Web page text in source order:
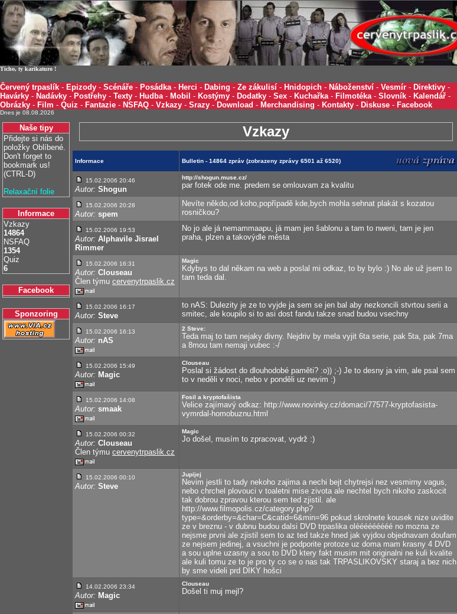
Ticho, ty karikaturo !
Červený trpaslík - Epizody - Scénáře - Posádka- Herci - Dabing - Ze zákulisí - Hnidopich - Náboženství - Vesmír - Direktivy -
Havárky - Nadávky - Postřehy - Texty - Hudba- Mobil - Kostýmy - Dodatky - Sex - Kuchařka- Filmotéka- Slovník - Kalendář -
Obrázky - Film - Quiz - Fantazie - NSFAQ - Vzkazy - Srazy - Download - Merchandising - Kontakty - Diskuse - Facebook
Dnes je 08.08.2026
Naše tipy
Přidejte si nás do
položky Oblíbené.
Don't forget to
bookmark us!
(CTRL-D)
Relaxační folie
Informace
Vzkazy
14864
NSFAQ
1354
Quiz
6
Facebook
Sponzoring
Vzkazy
Informace Bulletin - 14864 zpráv (zobrazeny zprávy 6501 až 6520)
15.02.2006 20:46
Autor: Shogun
http://shogun.muse.cz/
par fotek ode me. predem se omlouvam za kvalitu
15.02.2006 20:28
Autor: spem
Nevíte někdo,od koho,popřípadě kde,bych mohla sehnat plakát s kozatou
rosničkou?
15.02.2006 19:53
Autor: Alphavile Jisrael
Rimmer
No jo ale já nemammaapu, já mam jen šablonu a tam to nweni, tam je jen
praha, plzen a takovýdle města
15.02.2006 16:31
Autor: Clouseau
Člen týmu cervenytrpaslik.cz
Magic
Kdybys to dal někam na web a poslal mi odkaz, to by bylo :) No ale už jsem to
tam teda dal.
15.02.2006 16:17
Autor: Steve
to nAS: Dulezity je ze to vyjde ja sem se jen bal aby nezkoncili stvrtou serii a
smitec, ale koupilo si to asi dost fandu takze snad budou vsechny
15.02.2006 16:13
Autor: nAS
2 Steve:
Teda maj to tam nejaky divny. Nejdriv by mela vyjit 6ta serie, pak 5ta, pak 7ma
a 8mou tam nemaji vubec :-/
15.02.2006 15:49
Autor: Magic
Clouseau
Poslal si žádost do dlouhodobé paměti? :o)) ;-) Je to desny ja vim, ale psal sem
to v neděli v noci, nebo v ponděli uz nevim :)
15.02.2006 14:08
Autor: smaak
Fosil a kryptofašista
Velice zajímavý odkaz: http://www.novinky.cz/domaci/77577-kryptofasista-
vymrdal-homobuznu.html
15.02.2006 00:32
Autor: Clouseau
Člen týmu cervenytrpaslik.cz
Magic
Jo došel, musím to zpracovat, vydrž :)
15.02.2006 00:10
Autor: Steve
Jupijej
Nevim jestli to tady nekoho zajima a nechi bejt chytrejsi nez vesmirny vagus,
nebo chrchel plovouci v toaletni mise zivota ale nechtel bych nikoho zaskocit
tak dobrou zpravou kterou sem ted zjistil. ale
http://www.filmopolis.cz/category.php?
type=&orderby=&char=C&catid=6&min=96 pokud skrolnete kousek nize uvidite
ze v breznu - v dubnu budou dalsi DVD trpaslika olééééééééé no mozna ze
nejsme prvni ale zjistil sem to az ted takze hned jak vyjdou objednavam doufam
ze nejsem jedinej, a vsuchni je podporite protoze uz doma mam krasny 4 DVD
a sou uplne uzasny a sou to DVD ktery fakt musim mit originalni ne kuli kvalite
ale kuli tomu ze to je pro ty co se o nas tak TRPASLIKOVSKY staraj a bez nich
by sme videli prd DIKY hošci
14.02.2006 23:34
Autor: Magic
Clouseau
Došel ti muj mejl?